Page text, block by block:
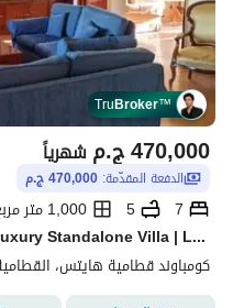
TruBroker™
ج.م470,000 شهرياً
الدفعة المقدّمة: 470,000 ج.م
7
5
1,000 متر مربع
For Rent | Katameya Heights Luxury Standalone Villa | Land Area: 1,000 sqm | BUA: 900 sqm | 7 Bedrooms | 5 Bathrooms | Nanny’s Room | Private Pool |
كومباوند قطامية هايتس،